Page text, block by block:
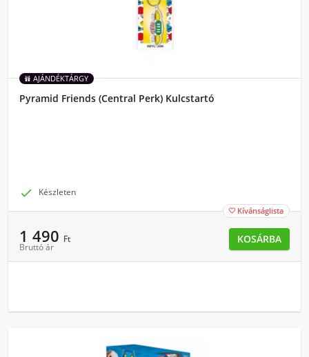
AJÁNDÉKTÁRGY
Pyramid Friends (Central Perk) Kulcstartó
 Készleten
 Kívánságlista
1 490 Ft
Bruttó ár
KOSÁRBA